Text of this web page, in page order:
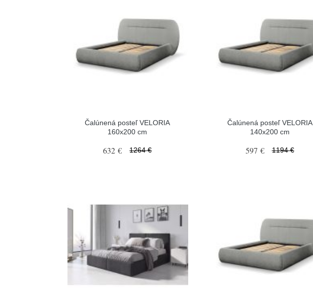
Čalúnená posteľ VELORIA
160x200 cm
632 € 1264 €
Čalúnená posteľ VELORIA
140x200 cm
597 € 1194 €